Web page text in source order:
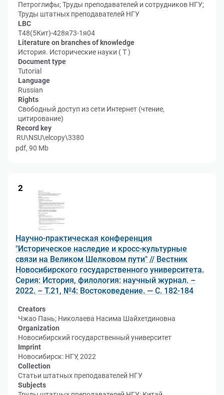
Петроглифы; Труды преподавателей и сотрудников НГУ;
Труды штатных преподавателей НГУ
LBC
Т48(5Кит)-428я73-1я04
Literature on branches of knowledge
История. Исторические науки ( Т )
Document type
Tutorial
Language
Russian
Rights
Свободный доступ из сети Интернет (чтение,
цитирование)
Record key
RU\NSU\elcopy\3380
pdf, 90 Mb
2
Научно-практическая конференция
"Историческое наследие и кросс-культурные
связи на Великом Шелковом пути" // Вестник
Новосибирского государственного университета.
Серия: История, филология: научный журнал. –
2022. – Т.21, №4: Востоковедение. — С. 182-184
Creators
Чжао Пань; Николаева Насима Шайхетдиновна
Organization
Новосибирский государственный университет
Imprint
Новосибирск: НГУ, 2022
Collection
Статьи штатных преподавателей НГУ
Subjects